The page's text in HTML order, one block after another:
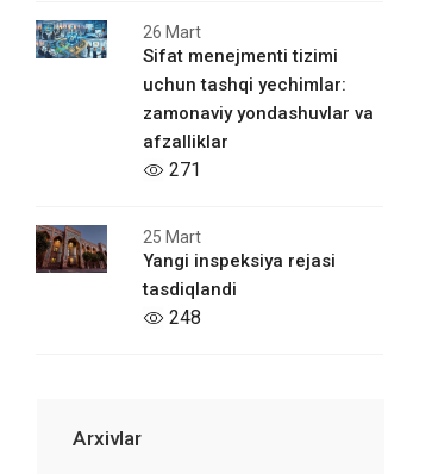
26 Mart
Sifat menejmenti tizimi
uchun tashqi yechimlar:
zamonaviy yondashuvlar va
afzalliklar
271
25 Mart
Yangi inspeksiya rejasi
tasdiqlandi
248
Arxivlar